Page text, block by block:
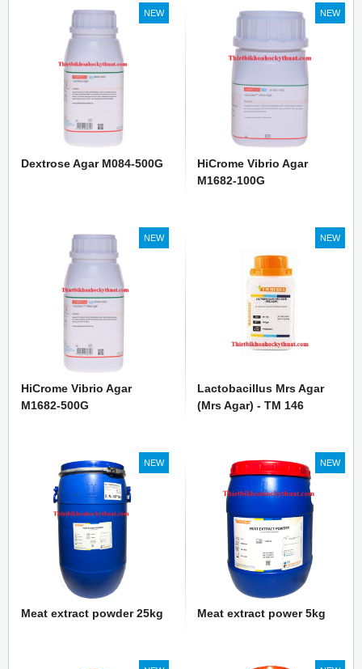
NEW
Dextrose Agar M084-500G
NEW
HiCrome Vibrio Agar
M1682-100G
NEW
HiCrome Vibrio Agar
M1682-500G
NEW
Lactobacillus Mrs Agar
(Mrs Agar) - TM 146
NEW
Meat extract powder 25kg
NEW
Meat extract power 5kg